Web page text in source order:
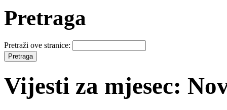
Pretraga
Pretraži ove stranice:
Vijesti za mjesec: